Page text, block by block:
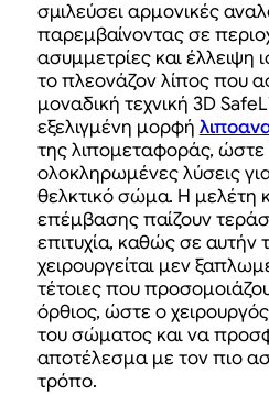
σμιλεύσει αρμονικές
παρεμβαίνοντας σε
ασυμμετρίες και έλλειψη
το πλεονάζον λίπος που
μοναδική τεχνική 3D
εξελιγμένη μορφή
της λιπομεταφοράς,
ολοκληρωμένες λύσεις
θελκτικό σώμα. Η μελέτη
επέμβασης παίζουν
επιτυχία, καθώς σε αυτήν
χειρουργείται μεν
τέτοιες που
όρθιος, ώστε ο
του σώματος και να
αποτέλεσμα με τον πιο
τρόπο.